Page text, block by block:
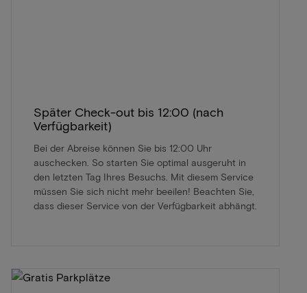
Später Check-out bis 12:00 (nach
Verfügbarkeit)
Bei der Abreise können Sie bis 12:00 Uhr
auschecken. So starten Sie optimal ausgeruht in
den letzten Tag Ihres Besuchs. Mit diesem Service
müssen Sie sich nicht mehr beeilen! Beachten Sie,
dass dieser Service von der Verfügbarkeit abhängt.